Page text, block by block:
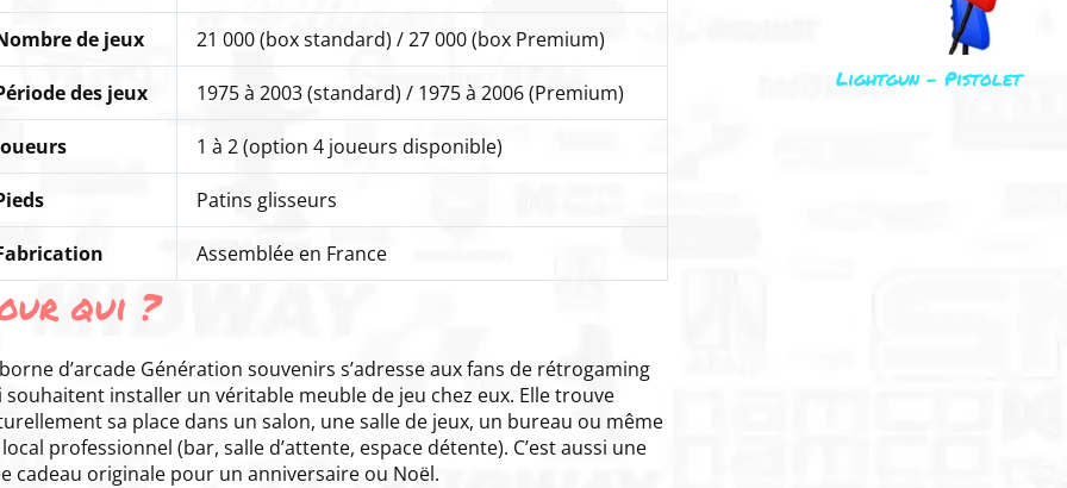
de jeux 21 000 (box standard) / 27 000 (box Premium)
des jeux 1975 à 2003 (standard) / 1975 à 2006 (Premium)
1 à 2 (option 4 joueurs disponible)
Patins glisseurs
Assemblée en France
qui ?
d’arcade Génération souvenirs s’adresse aux fans de rétrogaming
souhaitent installer un véritable meuble de jeu chez eux. Elle trouve
sa place dans un salon, une salle de jeux, un bureau ou même
professionnel (bar, salle d’attente, espace détente). C’est aussi une
cadeau originale pour un anniversaire ou Noël.
Lightgun – Pistolet